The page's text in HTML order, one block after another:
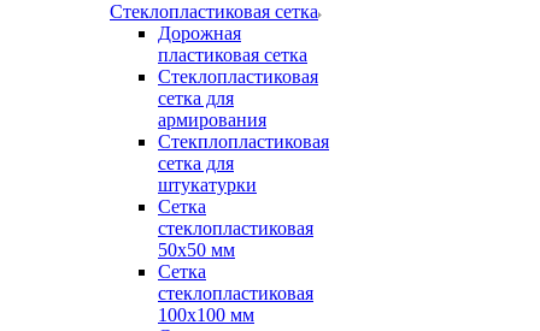
Стеклопластиковая сетка
Дорожная
пластиковая сетка
Стеклопластиковая
сетка для
армирования
Стекплопластиковая
сетка для
штукатурки
Сетка
стеклопластиковая
50x50 мм
Сетка
стеклопластиковая
100x100 мм